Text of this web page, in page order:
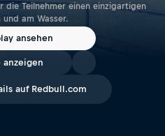
Teilnehmer einen einzigartigen
am Wasser.
ansehen
anzeigen
auf Redbull.com